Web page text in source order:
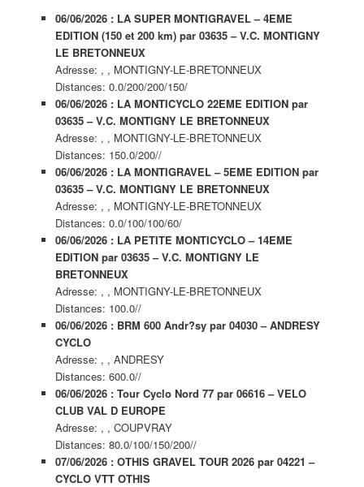
06/06/2026 : LA SUPER MONTIGRAVEL – 4EME
EDITION (150 et 200 km) par 03635 – V.C. MONTIGNY
LE BRETONNEUX
Adresse: , , MONTIGNY-LE-BRETONNEUX
Distances: 0.0/200/200/150/
06/06/2026 : LA MONTICYCLO 22EME EDITION par
03635 – V.C. MONTIGNY LE BRETONNEUX
Adresse: , , MONTIGNY-LE-BRETONNEUX
Distances: 150.0/200//
06/06/2026 : LA MONTIGRAVEL – 5EME EDITION par
03635 – V.C. MONTIGNY LE BRETONNEUX
Adresse: , , MONTIGNY-LE-BRETONNEUX
Distances: 0.0/100/100/60/
06/06/2026 : LA PETITE MONTICYCLO – 14EME
EDITION par 03635 – V.C. MONTIGNY LE
BRETONNEUX
Adresse: , , MONTIGNY-LE-BRETONNEUX
Distances: 100.0//
06/06/2026 : BRM 600 Andr?sy par 04030 – ANDRESY
CYCLO
Adresse: , , ANDRESY
Distances: 600.0//
06/06/2026 : Tour Cyclo Nord 77 par 06616 – VELO
CLUB VAL D EUROPE
Adresse: , , COUPVRAY
Distances: 80.0/100/150/200//
07/06/2026 : OTHIS GRAVEL TOUR 2026 par 04221 –
CYCLO VTT OTHIS